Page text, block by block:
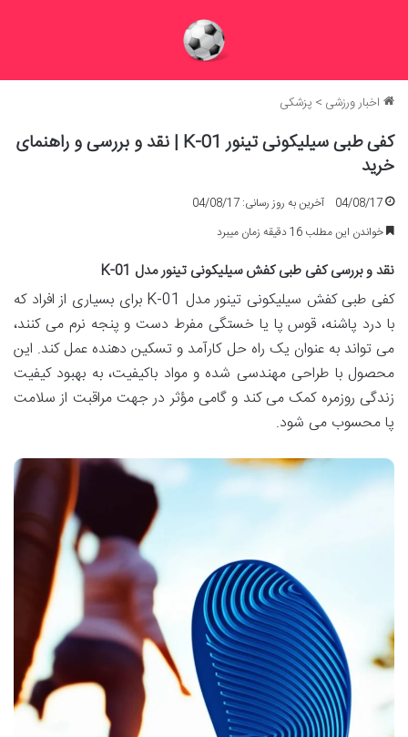
اخبار ورزشی > پزشکی
کفی طبی سیلیکونی تینور K-01 | نقد و بررسی و راهنمای
خرید
04/08/17
آخرین به روز رسانی: 04/08/17
خواندن این مطلب 16 دقیقه زمان میبرد
نقد و بررسی کفی طبی کفش سیلیکونی تینور مدل K-01
کفی طبی کفش سیلیکونی تینور مدل K-01 برای بسیاری از افراد که
با درد پاشنه، قوس پا یا خستگی مفرط دست و پنجه نرم می کنند،
می تواند به عنوان یک راه حل کارآمد و تسکین دهنده عمل کند. این
محصول با طراحی مهندسی شده و مواد باکیفیت، به بهبود کیفیت
زندگی روزمره کمک می کند و گامی مؤثر در جهت مراقبت از سلامت
پا محسوب می شود.